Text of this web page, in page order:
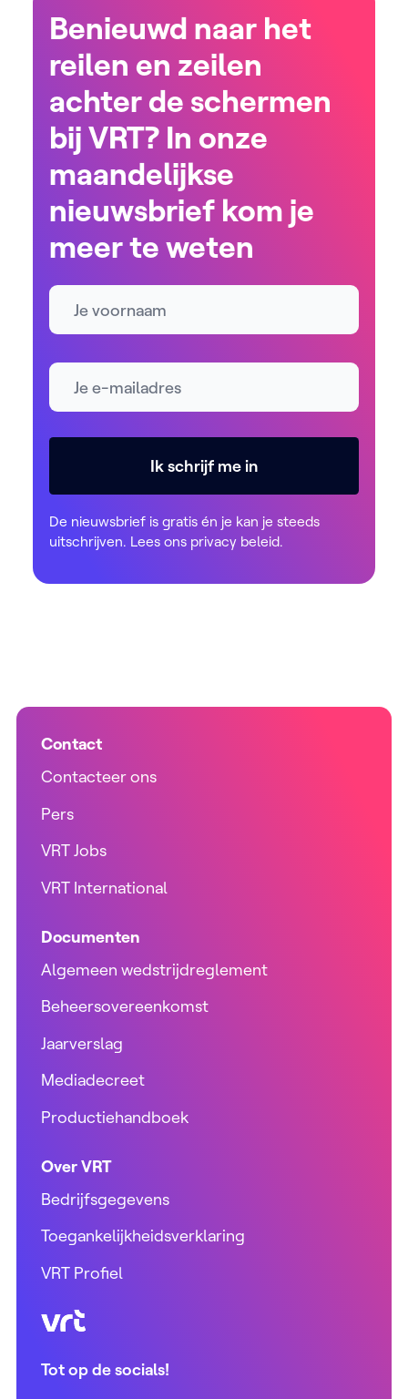
Benieuwd naar het
reilen en zeilen
achter de schermen
bij VRT? In onze
maandelijkse
nieuwsbrief kom je
meer te weten
Naam
E-mailadres *
Ik schrijf me in
De nieuwsbrief is gratis én je kan je steeds
uitschrijven. Lees ons privacy beleid.
Contact
Contacteer ons
Pers
VRT Jobs
VRT International
Documenten
Algemeen wedstrijdreglement
Beheersovereenkomst
Jaarverslag
Mediadecreet
Productiehandboek
Over VRT
Bedrijfsgegevens
Toegankelijkheidsverklaring
VRT Profiel
VRT (home)
Tot op de socials!